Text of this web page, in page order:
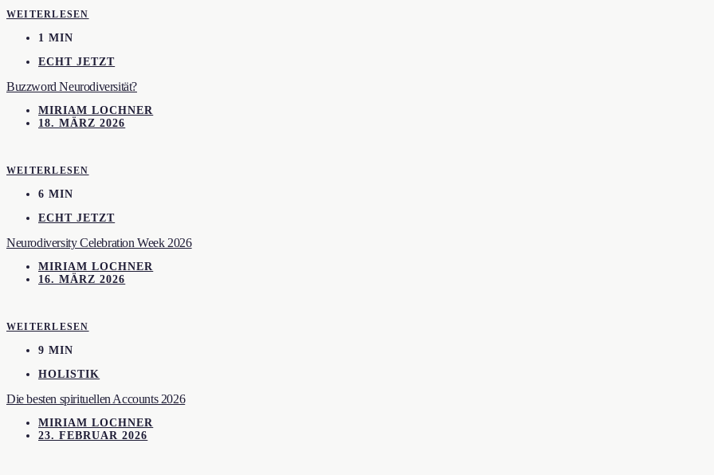
WEITERLESEN
1 MIN
ECHT JETZT
Buzzword Neurodiversität?
MIRIAM LOCHNER
18. MÄRZ 2026
WEITERLESEN
6 MIN
ECHT JETZT
Neurodiversity Celebration Week 2026
MIRIAM LOCHNER
16. MÄRZ 2026
WEITERLESEN
9 MIN
HOLISTIK
Die besten spirituellen Accounts 2026
MIRIAM LOCHNER
23. FEBRUAR 2026